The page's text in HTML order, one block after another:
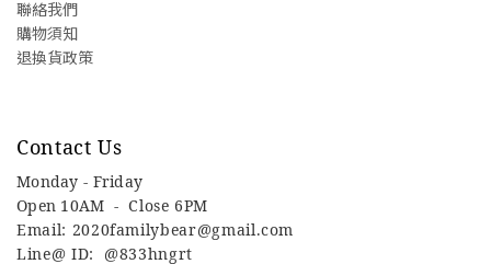
聯絡我們
購物須知
退換貨政策
Contact Us
Monday - Friday
Open 10AM - Close 6PM
Email: 2020familybear@gmail.com
Line@ ID: @833hngrt